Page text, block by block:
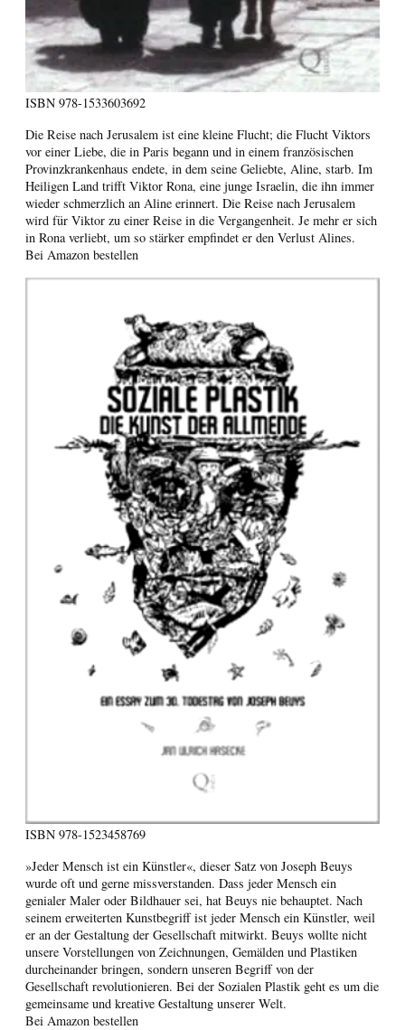
ISBN 978-1533603692
Die Reise nach Jerusalem ist eine kleine Flucht; die Flucht Viktors
vor einer Liebe, die in Paris begann und in einem französischen
Provinzkrankenhaus endete, in dem seine Geliebte, Aline, starb. Im
Heiligen Land trifft Viktor Rona, eine junge Israelin, die ihn immer
wieder schmerzlich an Aline erinnert. Die Reise nach Jerusalem
wird für Viktor zu einer Reise in die Vergangenheit. Je mehr er sich
in Rona verliebt, um so stärker empfindet er den Verlust Alines.
Bei Amazon bestellen
ISBN 978-1523458769
»Jeder Mensch ist ein Künstler«, dieser Satz von Joseph Beuys
wurde oft und gerne missverstanden. Dass jeder Mensch ein
genialer Maler oder Bildhauer sei, hat Beuys nie behauptet. Nach
seinem erweiterten Kunstbegriff ist jeder Mensch ein Künstler, weil
er an der Gestaltung der Gesellschaft mitwirkt. Beuys wollte nicht
unsere Vorstellungen von Zeichnungen, Gemälden und Plastiken
durcheinander bringen, sondern unseren Begriff von der
Gesellschaft revolutionieren. Bei der Sozialen Plastik geht es um die
gemeinsame und kreative Gestaltung unserer Welt.
Bei Amazon bestellen